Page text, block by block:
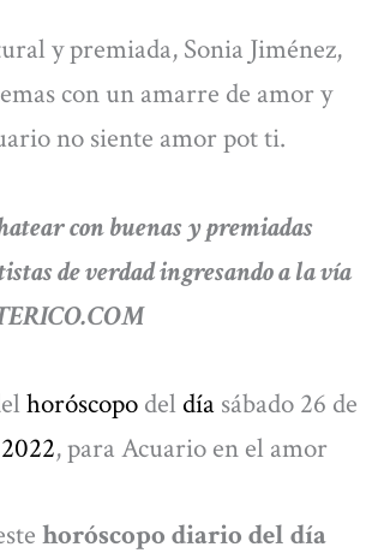
y premiada, Sonia Jiménez,
con un amarre de amor y
no siente amor pot ti.
con buenas y premiadas
de verdad ingresando a la vía
horóscopo del día sábado 26 de
2022, para Acuario en el amor
horóscopo diario del día